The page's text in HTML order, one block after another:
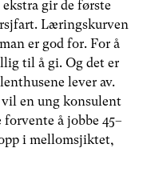
gir de første
Læringskurven
er god for. For å
til å gi. Og det er
lever av.
en ung konsulent
å jobbe 45–
i mellomsjiktet,